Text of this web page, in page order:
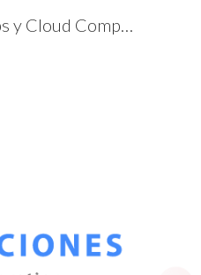
Expertos en Google Apps y Cloud Computing